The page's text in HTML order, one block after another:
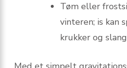
Tøm eller
vinteren; is kan
krukker og